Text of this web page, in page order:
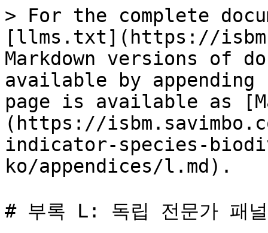
> For the complete
[llms.txt](https://
Markdown versions of
available by
page is available as
(https://
indicator-species-
ko/appendices/l.md).
# 부록 L: 독립 전문가 패널